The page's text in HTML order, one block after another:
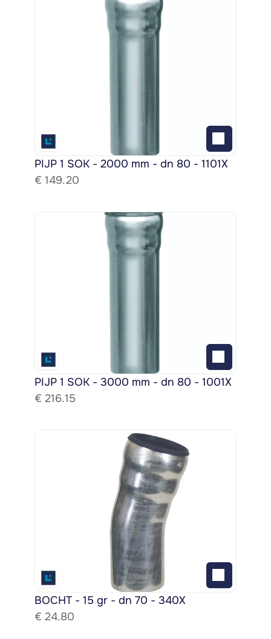
PIJP 1 SOK - 2000 mm - dn 80 - 1101X
€ 149.20
PIJP 1 SOK - 3000 mm - dn 80 - 1001X
€ 216.15
BOCHT - 15 gr - dn 70 - 340X
€ 24.80